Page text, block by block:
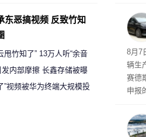
8月7
辆生
赛德
申报
单
持一
东恶搞视频 反致竹知
甩竹知了” 13万人听“余音
内部摩擦 长鑫存储被曝
程师驱逐出研发基地
”视频被华为终端大规模投